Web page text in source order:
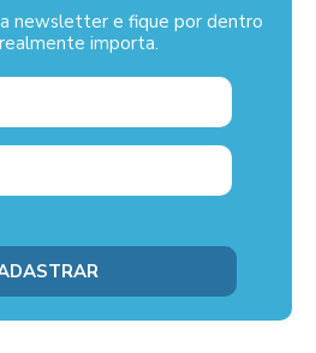
newsletter e fique por dentro
importa.